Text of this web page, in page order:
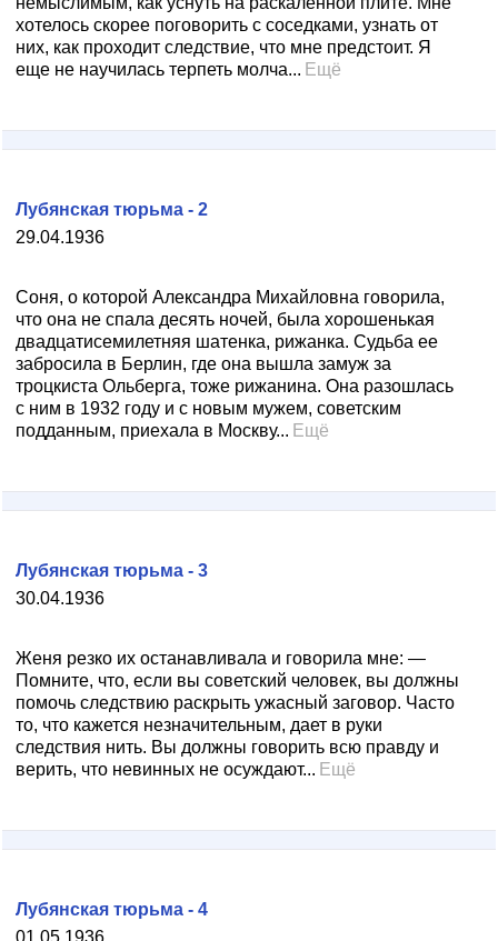
хотелось скорее поговорить с соседками, узнать от
них, как проходит следствие, что мне предстоит. Я
еще не научилась терпеть молча... Ещё
29.04.1936
Лубянская тюрьма - 2
Соня, о которой Александра Михайловна говорила,
что она не спала десять ночей, была хорошенькая
двадцатисемилетняя шатенка, рижанка. Судьба ее
забросила в Берлин, где она вышла замуж за
троцкиста Ольберга, тоже рижанина. Она разошлась
с ним в 1932 году и с новым мужем, советским
подданным, приехала в Москву... Ещё
30.04.1936
Лубянская тюрьма - 3
Женя резко их останавливала и говорила мне: —
Помните, что, если вы советский человек, вы должны
помочь следствию раскрыть ужасный заговор. Часто
то, что кажется незначительным, дает в руки
следствия нить. Вы должны говорить всю правду и
верить, что невинных не осуждают... Ещё
01.05.1936
Лубянская тюрьма - 4